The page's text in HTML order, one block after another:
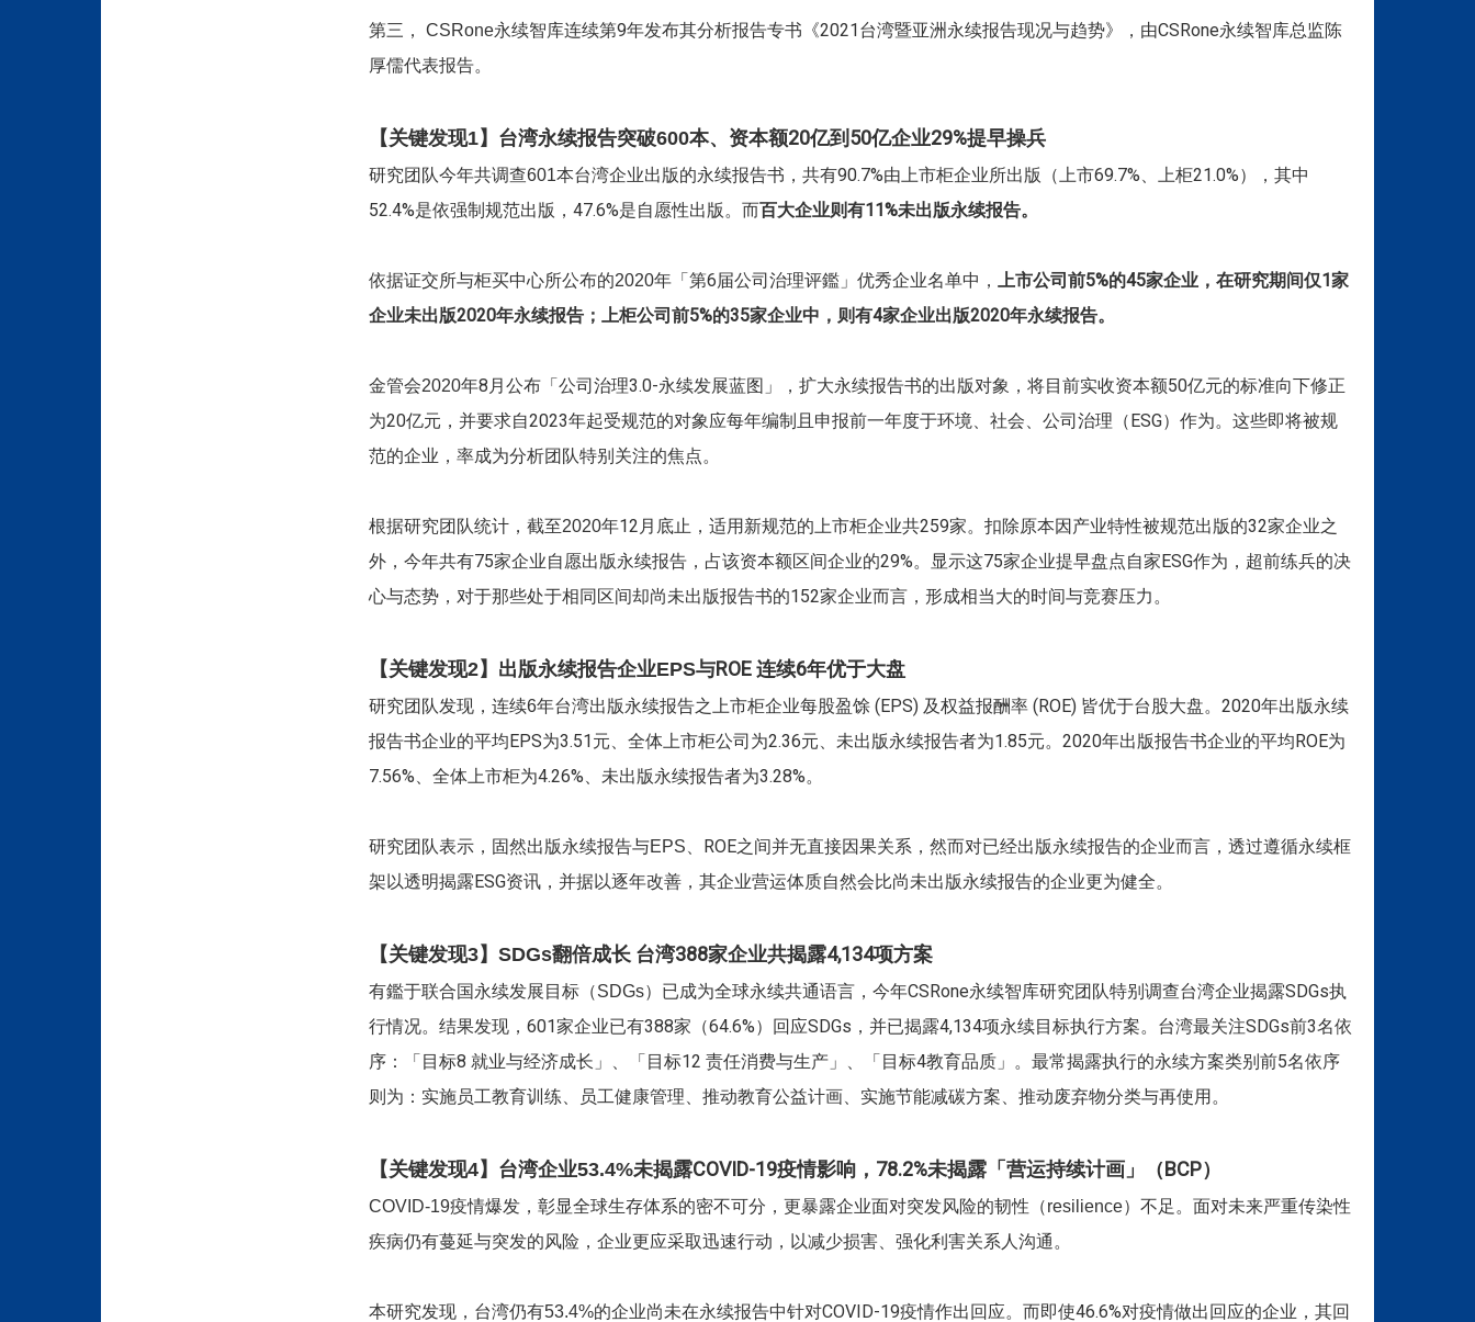
第三， CSRone永续智库连续第9年发布其分析报告专书《2021台湾暨亚洲永续报告现况与趋势》，由CSRone永续智库总监陈
厚儒代表报告。
【关键发现1】台湾永续报告突破600本、资本额20亿到50亿企业29%提早操兵
研究团队今年共调查601本台湾企业出版的永续报告书，共有90.7%由上市柜企业所出版（上市69.7%、上柜21.0%），其中
52.4%是依强制规范出版，47.6%是自愿性出版。而百大企业则有11%未出版永续报告。
依据证交所与柜买中心所公布的2020年「第6届公司治理评鑑」优秀企业名单中， 上市公司前5%的45家企业，在研究期间仅1家
企业未出版2020年永续报告；上柜公司前5%的35家企业中，则有4家企业出版2020年永续报告。
金管会2020年8月公布「公司治理3.0-永续发展蓝图」，扩大永续报告书的出版对象，将目前实收资本额50亿元的标准向下修正
为20亿元，并要求自2023年起受规范的对象应每年编制且申报前一年度于环境、社会、公司治理（ESG）作为。这些即将被规
范的企业，率成为分析团队特别关注的焦点。
根据研究团队统计，截至2020年12月底止，适用新规范的上市柜企业共259家。扣除原本因产业特性被规范出版的32家企业之
外，今年共有75家企业自愿出版永续报告，占该资本额区间企业的29%。显示这75家企业提早盘点自家ESG作为，超前练兵的决
心与态势，对于那些处于相同区间却尚未出版报告书的152家企业而言，形成相当大的时间与竞赛压力。
【关键发现2】出版永续报告企业EPS与ROE 连续6年优于大盘
研究团队发现，连续6年台湾出版永续报告之上市柜企业每股盈馀 (EPS) 及权益报酬率 (ROE) 皆优于台股大盘。2020年出版永续
报告书企业的平均EPS为3.51元、全体上市柜公司为2.36元、未出版永续报告者为1.85元。2020年出版报告书企业的平均ROE为
7.56%、全体上市柜为4.26%、未出版永续报告者为3.28%。
研究团队表示，固然出版永续报告与EPS、ROE之间并无直接因果关系，然而对已经出版永续报告的企业而言，透过遵循永续框
架以透明揭露ESG资讯，并据以逐年改善，其企业营运体质自然会比尚未出版永续报告的企业更为健全。
【关键发现3】SDGs翻倍成长 台湾388家企业共揭露4,134项方案
有鑑于联合国永续发展目标（SDGs）已成为全球永续共通语言，今年CSRone永续智库研究团队特别调查台湾企业揭露SDGs执
行情况。结果发现，601家企业已有388家（64.6%）回应SDGs，并已揭露4,134项永续目标执行方案。台湾最关注SDGs前3名依
序：「目标8 就业与经济成长」、「目标12 责任消费与生产」、「目标4教育品质」。最常揭露执行的永续方案类别前5名依序
则为：实施员工教育训练、员工健康管理、推动教育公益计画、实施节能减碳方案、推动废弃物分类与再使用。
【关键发现4】台湾企业53.4%未揭露COVID-19疫情影响，78.2%未揭露「营运持续计画」（BCP）
COVID-19疫情爆发，彰显全球生存体系的密不可分，更暴露企业面对突发风险的韧性（resilience）不足。面对未来严重传染性
疾病仍有蔓延与突发的风险，企业更应采取迅速行动，以减少损害、强化利害关系人沟通。
本研究发现，台湾仍有53.4%的企业尚未在永续报告中针对COVID-19疫情作出回应。而即使46.6%对疫情做出回应的企业，其回